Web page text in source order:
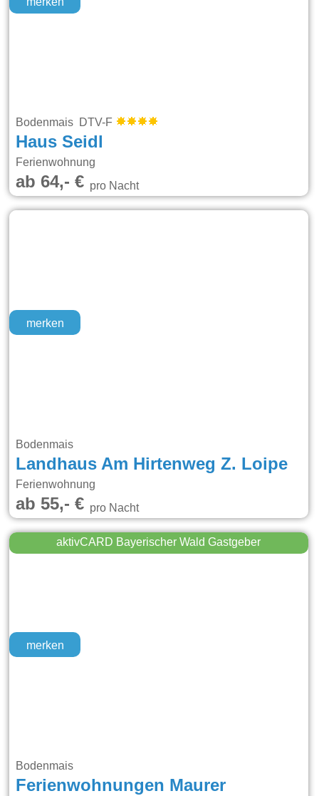
Bodenmais DTV-F
Haus Seidl
Ferienwohnung
ab 64,- €pro Nacht
merken
Bodenmais
Landhaus Am Hirtenweg Z. Loipe
Ferienwohnung
ab 55,- €pro Nacht
merken
aktivCARD Bayerischer Wald Gastgeber
Bodenmais
Ferienwohnungen Maurer